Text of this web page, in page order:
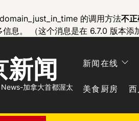
的调用方法不
信息。 （这个消息是在 6.7.0 版本
新闻
加拿大首都渥太
新闻在线
美食厨房